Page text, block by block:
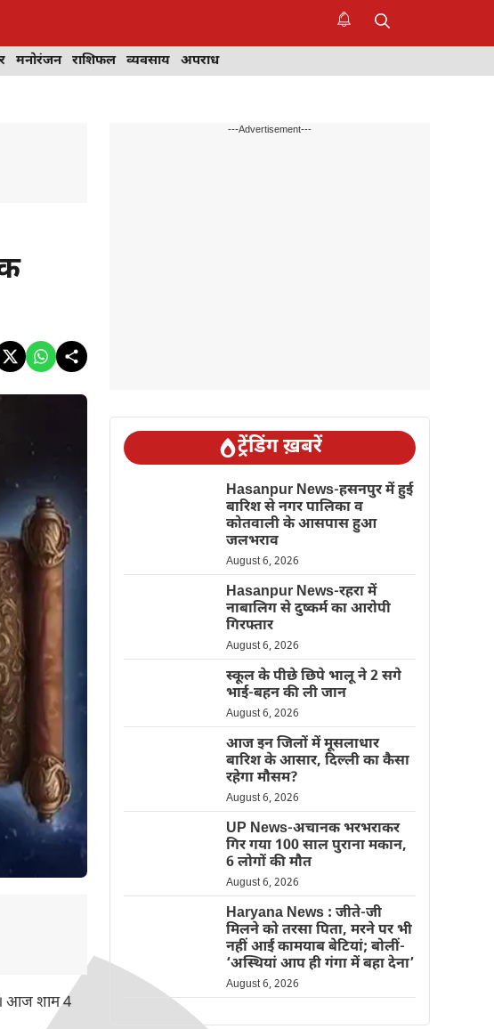
मनोरंजन राशिफल व्यवसाय अपराध
आज शाम 4
---Advertisement---
ट्रेंडिंग ख़बरें
Hasanpur News-हसनपुर में हुई
बारिश से नगर पालिका व
कोतवाली के आसपास हुआ
जलभराव
August 6, 2026
Hasanpur News-रहरा में
नाबालिग से दुष्कर्म का आरोपी
गिरफ्तार
August 6, 2026
स्कूल के पीछे छिपे भालू ने 2 सगे
भाई-बहन की ली जान
August 6, 2026
आज इन जिलों में मूसलाधार
बारिश के आसार, दिल्ली का कैसा
रहेगा मौसम?
August 6, 2026
UP News-अचानक भरभराकर
गिर गया 100 साल पुराना मकान,
6 लोगों की मौत
August 6, 2026
Haryana News : जीते-जी
मिलने को तरसा पिता, मरने पर भी
नहीं आईं कामयाब बेटियां; बोलीं-
‘अस्थियां आप ही गंगा में बहा देना’
August 6, 2026